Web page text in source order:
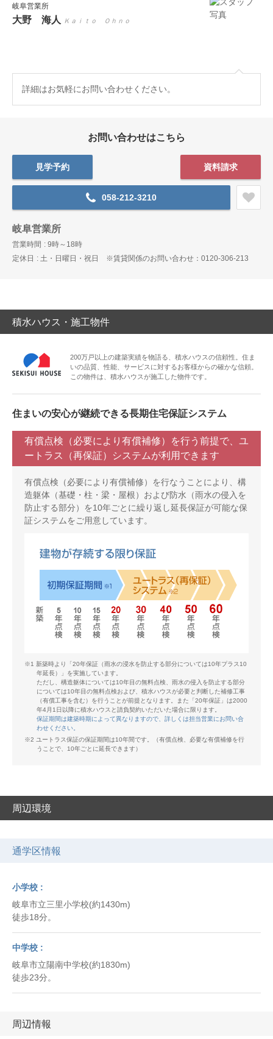
岐阜営業所
大野 海人 Ｋａｉｔｏ Ｏｈｎｏ
詳細はお気軽にお問い合わせください。
お問い合わせはこちら
見学予約 資料請求
058-212-3210
岐阜営業所
営業時間
9時～18時
定休日
土・日曜日・祝日 ※賃貸関係のお問い合わせ：0120-306-213
積水ハウス・施工物件
200万戸以上の建築実績を物語る、積水ハウスの信頼性。住ま
いの品質、性能、サービスに対するお客様からの確かな信頼。
この物件は、積水ハウスが施工した物件です。
住まいの安心が継続できる長期住宅保証システム
有償点検（必要により有償補修）を行う前提で、ユ
ートラス（再保証）システムが利用できます
有償点検（必要により有償補修）を行なうことにより、構
造躯体（基礎・柱・梁・屋根）および防水（雨水の侵入を
防止する部分）を10年ごとに繰り返し延長保証が可能な保
証システムをご用意しています。
※1 新築時より「20年保証（雨水の浸水を防止する部分については10年プラス10
年延長）」を実施しています。
ただし、構造躯体については10年目の無料点検、雨水の侵入を防止する部分
については10年目の無料点検および、積水ハウスが必要と判断した補修工事
（有償工事を含む）を行うことが前提となります。また「20年保証」は2000
年4月1日以降に積水ハウスと請負契約いただいた場合に限ります。
保証期間は建築時期によって異なりますので、詳しくは担当営業にお問い合
わせください。
※2 ユートラス保証の保証期間は10年間です。（有償点検、必要な有償補修を行
うことで、10年ごとに延長できます）
周辺環境
通学区情報
小学校
岐阜市立三里小学校(約1430m)
徒歩18分。
中学校
岐阜市立陽南中学校(約1830m)
徒歩23分。
周辺情報